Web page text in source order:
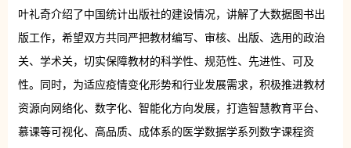
叶礼奇介绍了中国统计出版社的建设情况，讲解了大数据图书出
版工作，希望双方共同严把教材编写、审核、出版、选用的政治
关、学术关，切实保障教材的科学性、规范性、先进性、可及
性。同时，为适应疫情变化形势和行业发展需求，积极推进教材
资源向网络化、数字化、智能化方向发展，打造智慧教育平台、
慕课等可视化、高品质、成体系的医学数据学系列数字课程资